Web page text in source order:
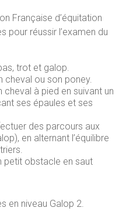
Française d’équitation
pour réussir l’examen du
trot et galop.
cheval ou son poney.
à pied en suivant un
ses épaules et ses
des parcours aux
en alternant l’équilibre
petit obstacle en saut
en niveau Galop 2.